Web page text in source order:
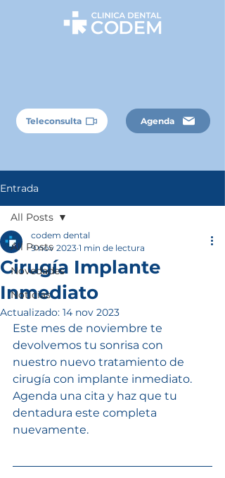
Teleconsulta Agenda
Entrada
All Posts
Novedades
Noticias
All Posts
Cirugía Implante
Inmediato
codem dental
9 nov 2023 1 min de lectura
Actualizado: 14 nov 2023
Este mes de noviembre te
devolvemos tu sonrisa con
nuestro nuevo tratamiento de
cirugía con implante inmediato.
Agenda una cita y haz que tu
dentadura este completa
nuevamente.